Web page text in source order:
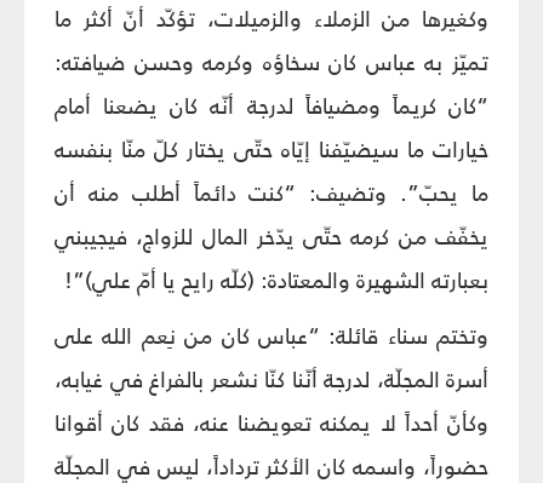
وكغيرها من الزملاء والزميلات، تؤكّد أنّ أكثر ما
تميّز به عباس كان سخاؤه وكرمه وحسن ضيافته:
“كان كريماً ومضيافاً لدرجة أنّه كان يضعنا أمام
خيارات ما سيضيّفنا إيّاه حتّى يختار كلّ منّا بنفسه
ما يحبّ”. وتضيف: “كنت دائماً أطلب منه أن
يخفّف من كرمه حتّى يدّخر المال للزواج، فيجيبني
بعبارته الشهيرة والمعتادة: (كلّه رايح يا أمّ علي)”!
وتختم سناء قائلة: “عباس كان من نِعم الله على
أسرة المجلّة، لدرجة أنّنا كنّا نشعر بالفراغ في غيابه،
وكأنّ أحداً لا يمكنه تعويضنا عنه، فقد كان أقوانا
حضوراً، واسمه كان الأكثر ترداداً، ليس في المجلّة